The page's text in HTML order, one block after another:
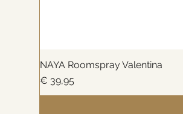
NAYA Roomspray Valentina
Prijs
€ 39,95